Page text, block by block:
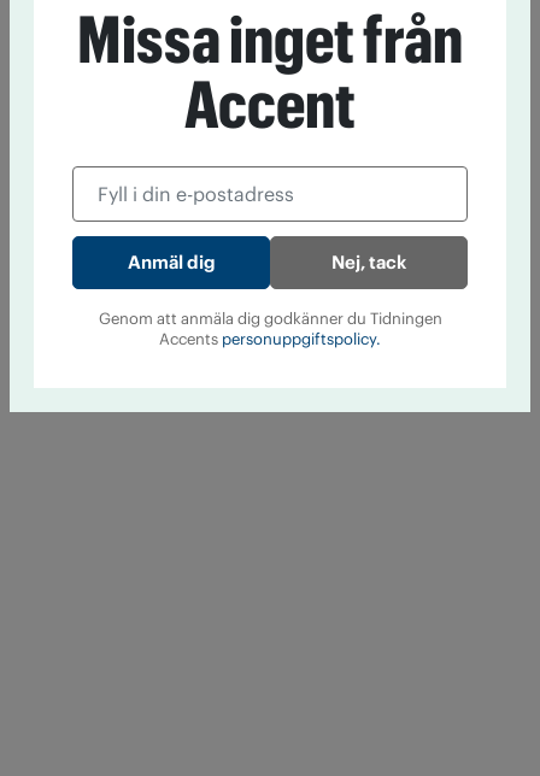
Missa inget från
Accent
Nej, tack
Genom att anmäla dig godkänner du Tidningen
Accents personuppgiftspolicy.